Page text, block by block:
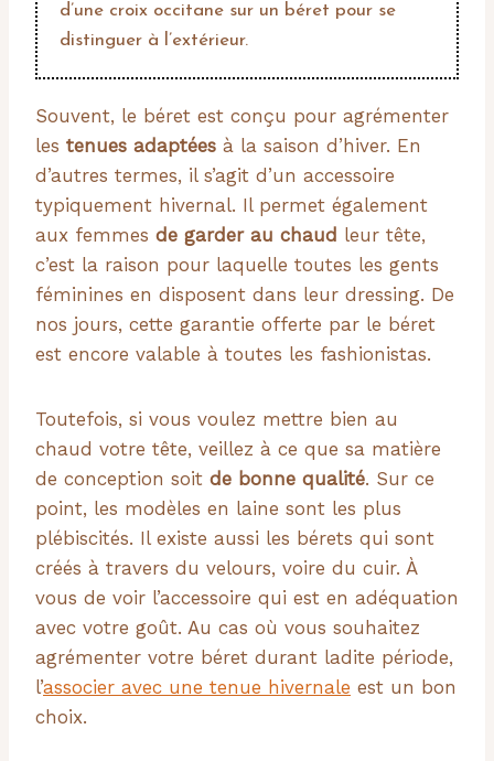
d’une croix occitane sur un béret pour se
distinguer à l’extérieur.
Souvent, le béret est conçu pour agrémenter
les tenues adaptées à la saison d’hiver. En
d’autres termes, il s’agit d’un accessoire
typiquement hivernal. Il permet également
aux femmes de garder au chaud leur tête,
c’est la raison pour laquelle toutes les gents
féminines en disposent dans leur dressing. De
nos jours, cette garantie offerte par le béret
est encore valable à toutes les fashionistas.
Toutefois, si vous voulez mettre bien au
chaud votre tête, veillez à ce que sa matière
de conception soit de bonne qualité. Sur ce
point, les modèles en laine sont les plus
plébiscités. Il existe aussi les bérets qui sont
créés à travers du velours, voire du cuir. À
vous de voir l’accessoire qui est en adéquation
avec votre goût. Au cas où vous souhaitez
agrémenter votre béret durant ladite période,
l’associer avec une tenue hivernale est un bon
choix.